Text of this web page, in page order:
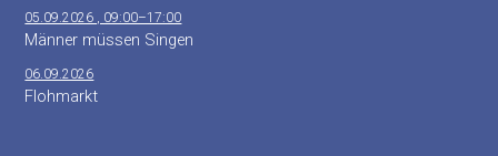
05.09.2026 , 09:00–17:00
Männer müssen Singen
06.09.2026
Flohmarkt